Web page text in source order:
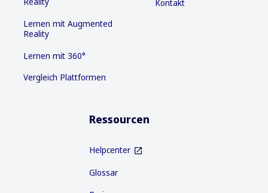
Lernen mit Augmented
Reality
Lernen mit 360°
Vergleich Plattformen
Kontakt
Ressourcen
Helpcenter
Glossar